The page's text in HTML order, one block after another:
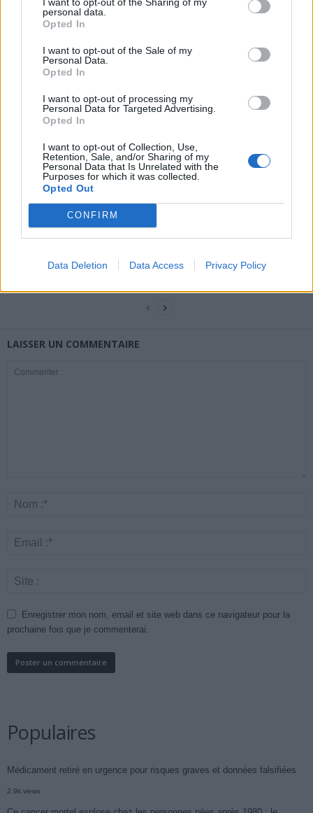
personal data.
Opted In
I want to opt-out of the Sale of my
Personal Data.
Opted In
I want to opt-out of processing my
Personal Data for Targeted Advertising.
Opted In
I want to opt-out of Collection, Use,
Retention, Sale, and/or Sharing of my
Personal Data that Is Unrelated with the
Purposes for which it was collected.
Opted Out
CONFIRM
Data Deletion Data Access Privacy Policy
traumatismes de l’enfance révélée
ARTICLES CONNEXES PLUS DE L'AUTEUR
essentiels des
Éclipse du 12 août :
attention à la pénurie de
révolutionnaire pour
LAISSER UN COMMENTAIRE
Enregistrer mon nom, email et site web dans ce navigateur pour la
prochaine fois que je commenterai.
Populaires
Médicament retiré en urgence pour risques graves et données falsifiées
2.9k views